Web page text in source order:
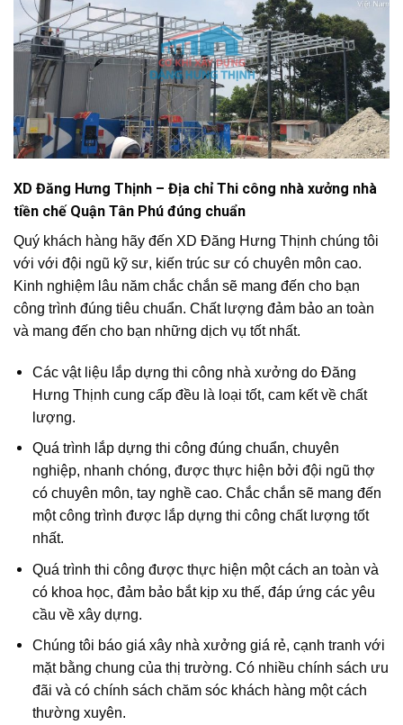
XD Đăng Hưng Thịnh – Địa chỉ Thi công nhà xưởng nhà
tiền chế Quận Tân Phú đúng chuẩn
Quý khách hàng hãy đến XD Đăng Hưng Thịnh chúng tôi
với với đội ngũ kỹ sư, kiến trúc sư có chuyên môn cao.
Kinh nghiệm lâu năm chắc chắn sẽ mang đến cho bạn
công trình đúng tiêu chuẩn. Chất lượng đảm bảo an toàn
và mang đến cho bạn những dịch vụ tốt nhất.
Các vật liệu lắp dựng thi công nhà xưởng do Đăng
Hưng Thịnh cung cấp đều là loại tốt, cam kết về chất
lượng.
Quá trình lắp dựng thi công đúng chuẩn, chuyên
nghiệp, nhanh chóng, được thực hiện bởi đội ngũ thợ
có chuyên môn, tay nghề cao. Chắc chắn sẽ mang đến
một công trình được lắp dựng thi công chất lượng tốt
nhất.
Quá trình thi công được thực hiện một cách an toàn và
có khoa học, đảm bảo bắt kịp xu thế, đáp ứng các yêu
cầu về xây dựng.
Chúng tôi báo giá xây nhà xưởng giá rẻ, cạnh tranh với
mặt bằng chung của thị trường. Có nhiều chính sách ưu
đãi và có chính sách chăm sóc khách hàng một cách
thường xuyên.